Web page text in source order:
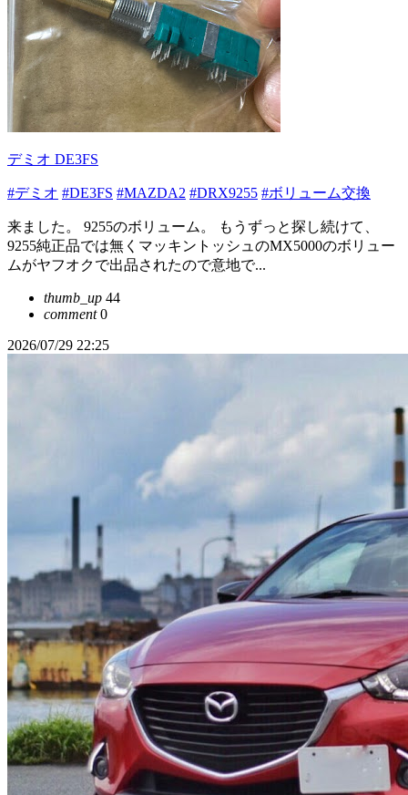
デミオ DE3FS
#デミオ #DE3FS #MAZDA2 #DRX9255 #ボリューム交換
来ました。 9255のボリューム。 もうずっと探し続けて、
9255純正品では無くマッキントッシュのMX5000のボリュー
ムがヤフオクで出品されたので意地で...
thumb_up 44
comment0
2026/07/29 22:25